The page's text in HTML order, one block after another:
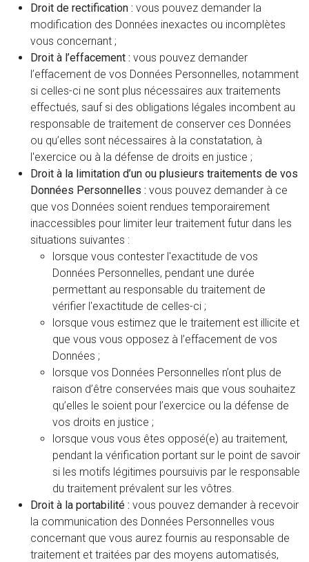
Droit de rectification : vous pouvez demander la
modification des Données inexactes ou incomplètes
vous concernant ;
Droit à l’effacement : vous pouvez demander
l’effacement de vos Données Personnelles, notamment
si celles-ci ne sont plus nécessaires aux traitements
effectués, sauf si des obligations légales incombent au
responsable de traitement de conserver ces Données
ou qu’elles sont nécessaires à la constatation, à
l'exercice ou à la défense de droits en justice ;
Droit à la limitation d’un ou plusieurs traitements de vos
Données Personnelles : vous pouvez demander à ce
que vos Données soient rendues temporairement
inaccessibles pour limiter leur traitement futur dans les
situations suivantes :
lorsque vous contester l'exactitude de vos
Données Personnelles, pendant une durée
permettant au responsable du traitement de
vérifier l'exactitude de celles-ci ;
lorsque vous estimez que le traitement est illicite et
que vous vous opposez à l’effacement de vos
Données ;
lorsque vos Données Personnelles n’ont plus de
raison d’être conservées mais que vous souhaitez
qu’elles le soient pour l’exercice ou la défense de
vos droits en justice ;
lorsque vous vous êtes opposé(e) au traitement,
pendant la vérification portant sur le point de savoir
si les motifs légitimes poursuivis par le responsable
du traitement prévalent sur les vôtres.
Droit à la portabilité : vous pouvez demander à recevoir
la communication des Données Personnelles vous
concernant que vous aurez fournis au responsable de
traitement et traitées par des moyens automatisés,